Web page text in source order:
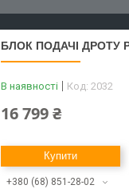
БЛОК ПОДАЧІ ДРОТУ
В наявності Код: 2032
16 799 ₴
Купити
+380 (68) 851-28-02